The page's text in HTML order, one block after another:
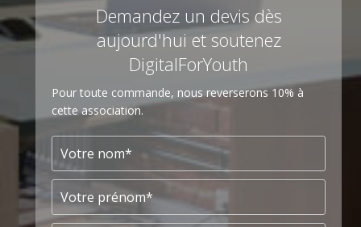
Demandez un devis dès
aujourd'hui et soutenez
DigitalForYouth
Pour toute commande, nous reverserons 10% à
cette association.